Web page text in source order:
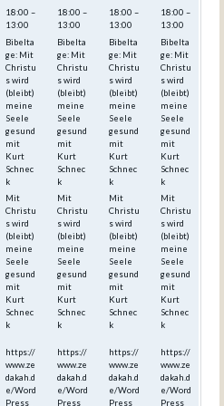
18:00 –
13:00
Bibelta
ge: Mit
Christu
s wird
(bleibt)
meine
Seele
gesund
mit
Kurt
Schnec
k
Mit
Christu
s wird
(bleibt)
meine
Seele
gesund
mit
Kurt
Schnec
k
https://
www.ze
dakah.d
e/Word
Press_
18:00 –
13:00
Bibelta
ge: Mit
Christu
s wird
(bleibt)
meine
Seele
gesund
mit
Kurt
Schnec
k
Mit
Christu
s wird
(bleibt)
meine
Seele
gesund
mit
Kurt
Schnec
k
https://
www.ze
dakah.d
e/Word
Press_
18:00 –
13:00
Bibelta
ge: Mit
Christu
s wird
(bleibt)
meine
Seele
gesund
mit
Kurt
Schnec
k
Mit
Christu
s wird
(bleibt)
meine
Seele
gesund
mit
Kurt
Schnec
k
https://
www.ze
dakah.d
e/Word
Press_
18:00 –
13:00
Bibelta
ge: Mit
Christu
s wird
(bleibt)
meine
Seele
gesund
mit
Kurt
Schnec
k
Mit
Christu
s wird
(bleibt)
meine
Seele
gesund
mit
Kurt
Schnec
k
https://
www.ze
dakah.d
e/Word
Press_